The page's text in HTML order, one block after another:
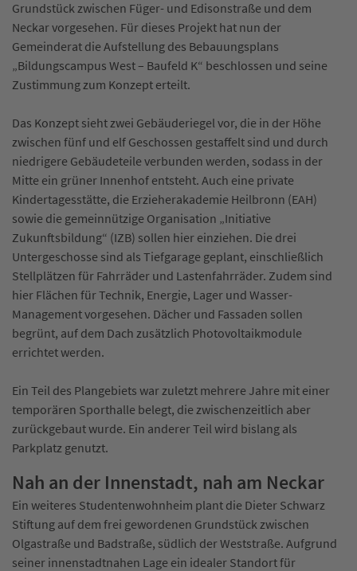
Grundstück zwischen Füger- und Edisonstraße und dem
Neckar vorgesehen. Für dieses Projekt hat nun der
Gemeinderat die Aufstellung des Bebauungsplans
„Bildungscampus West – Baufeld K“ beschlossen und seine
Zustimmung zum Konzept erteilt.
Das Konzept sieht zwei Gebäuderiegel vor, die in der Höhe
zwischen fünf und elf Geschossen gestaffelt sind und durch
niedrigere Gebäudeteile verbunden werden, sodass in der
Mitte ein grüner Innenhof entsteht. Auch eine private
Kindertagesstätte, die Erzieherakademie Heilbronn (EAH)
sowie die gemeinnützige Organisation „Initiative
Zukunftsbildung“ (IZB) sollen hier einziehen. Die drei
Untergeschosse sind als Tiefgarage geplant, einschließlich
Stellplätzen für Fahrräder und Lastenfahrräder. Zudem sind
hier Flächen für Technik, Energie, Lager und Wasser-
Management vorgesehen. Dächer und Fassaden sollen
begrünt, auf dem Dach zusätzlich Photovoltaikmodule
errichtet werden.
Ein Teil des Plangebiets war zuletzt mehrere Jahre mit einer
temporären Sporthalle belegt, die zwischenzeitlich aber
zurückgebaut wurde. Ein anderer Teil wird bislang als
Parkplatz genutzt.
Nah an der Innenstadt, nah am Neckar
Ein weiteres Studentenwohnheim plant die Dieter Schwarz
Stiftung auf dem frei gewordenen Grundstück zwischen
Olgastraße und Badstraße, südlich der Weststraße. Aufgrund
seiner innenstadtnahen Lage ein idealer Standort für